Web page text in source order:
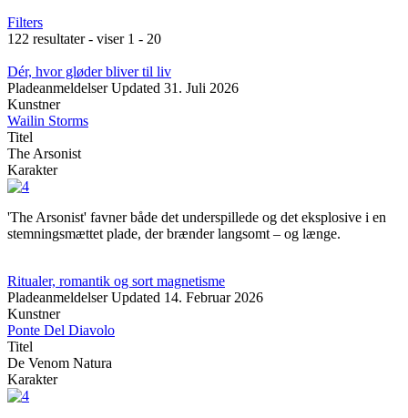
Filters
122 resultater - viser 1 - 20
Dér, hvor gløder bliver til liv
Pladeanmeldelser Updated 31. Juli 2026
Kunstner
Wailin Storms
Titel
The Arsonist
Karakter
'The Arsonist' favner både det underspillede og det eksplosive i en
stemningsmættet plade, der brænder langsomt – og længe.
Ritualer, romantik og sort magnetisme
Pladeanmeldelser Updated 14. Februar 2026
Kunstner
Ponte Del Diavolo
Titel
De Venom Natura
Karakter